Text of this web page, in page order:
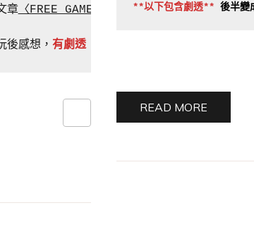
章〈FREE GAME『死月妖花～四月八日～』感想
後感想， 有劇透！
**以下包含劇透** 後半變
READ MORE